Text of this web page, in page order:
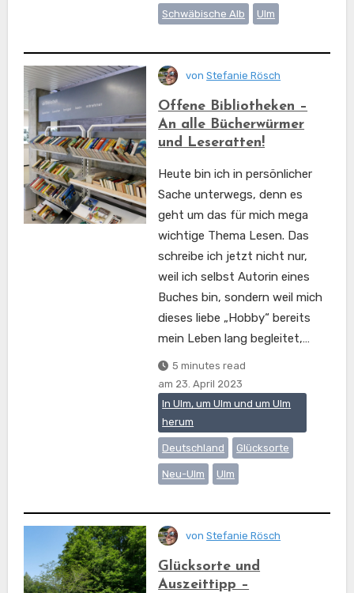
Schwäbische Alb Ulm
Offene Bibliotheken –
An alle Bücherwürmer
und Leseratten!
vonStefanie Rösch
Heute bin ich in persönlicher
Sache unterwegs, denn es
geht um das für mich mega
wichtige Thema Lesen. Das
schreibe ich jetzt nicht nur,
weil ich selbst Autorin eines
Buches bin, sondern weil mich
dieses liebe „Hobby“ bereits
mein Leben lang begleitet,…
5 minutes read
am 23. April 2023
In Ulm, um Ulm und um Ulm
herum
Deutschland Glücksorte
Neu-Ulm Ulm
Glücksorte und
Auszeittipp –
vonStefanie Rösch